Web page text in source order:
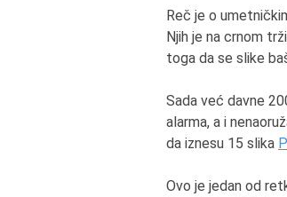
Reč je o
Njih je na crnom
toga da se slike
Sada već davne
alarma, a i
da iznesu 15 slika
Ovo je jedan od